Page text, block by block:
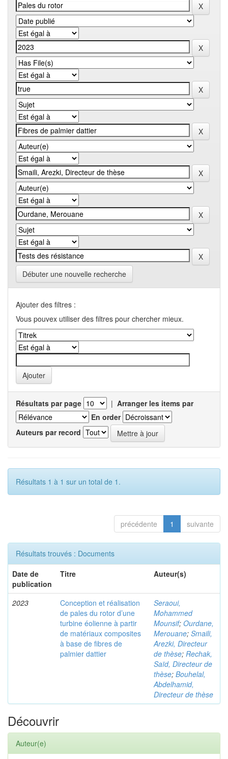
Débuter une nouvelle recherche
Ajouter des filtres :
Vous pouvex utiliser des filtres pour chercher mieux.
Résultats par page | Arranger les items par
En order
Auteurs par record
Résultats 1 à 1 sur un total de 1.
précédente 1 suivante
Résultats trouvés : Documents
Date de
publication
Titre Auteur(s)
2023
Conception et réalisation
de pales du rotor d’une
turbine éolienne à partir
de matériaux composites
à base de fibres de
palmier dattier
Seraoui,
Mohammed
Mounsif; Ourdane,
Merouane; Smaili,
Arezki, Directeur
de thèse; Rechak,
Saïd, Directeur de
thèse; Bouhelal,
Abdelhamid,
Directeur de thèse
Découvrir
Auteur(e)